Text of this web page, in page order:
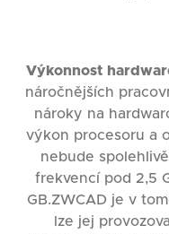
Výkonnost
náročnějších
nároky na
výkon procesoru a
nebude
frekvencí pod 2,5
GB.ZWCAD je v
lze jej